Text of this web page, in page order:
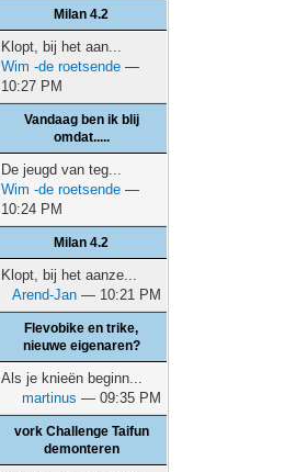
Milan 4.2
Klopt, bij het aan...
Wim -de roetsende —
10:27 PM
Vandaag ben ik blij
omdat.....
De jeugd van teg...
Wim -de roetsende —
10:24 PM
Milan 4.2
Klopt, bij het aanze...
Arend-Jan — 10:21 PM
Flevobike en trike,
nieuwe eigenaren?
Als je knieën beginn...
martinus — 09:35 PM
vork Challenge Taifun
demonteren